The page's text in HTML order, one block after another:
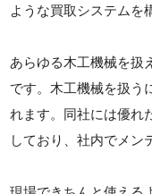
ような買取システムを
あらゆる木工機械を扱
です。木工機械を扱う
れます。同社には優れ
しており、社内でメン